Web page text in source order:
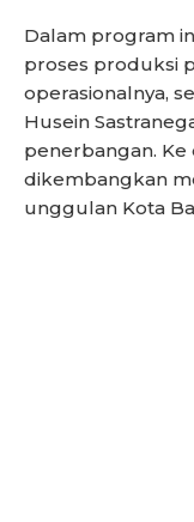
Dalam program
proses produksi
operasionalnya,
Husein
penerbangan. Ke
dikembangkan
unggulan Kota